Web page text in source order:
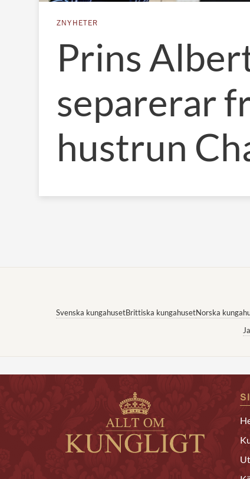
ZNYHETER
Prins
separerar
hustrun
Svenska kungahusetBrittiska kungahusetNorska